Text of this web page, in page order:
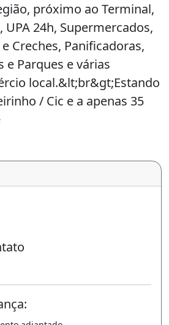
próximo ao Terminal,
UPA 24h, Supermercados,
Creches, Panificadoras,
e Parques e várias
local.&lt;br&gt;Estando
/ Cic e a apenas 35
de duas
garagem coberta, dois
e banheiro;&lt;br&gt;A
46m² (entrada
lateral), três quartos,